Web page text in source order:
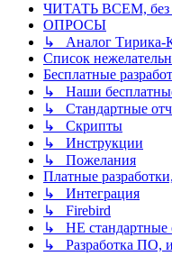
ЧИТАТЬ ВСЕМ, без
ОПРОСЫ
↳ Аналог Тирика-
Список
Бесплатные
↳ Наши
↳ Стандартные
↳ Скрипты
↳ Инструкции
↳ Пожелания
Платные
↳ Интеграция
↳ Firebird
↳ НЕ стандартные
↳ Разработка ПО,